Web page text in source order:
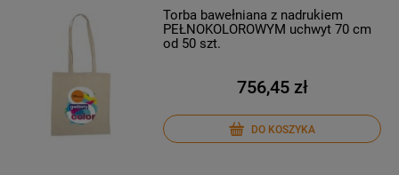
Torba bawełniana z nadrukiem
PEŁNOKOLOROWYM uchwyt 70 cm
od 50 szt.
756,45 zł
DO KOSZYKA